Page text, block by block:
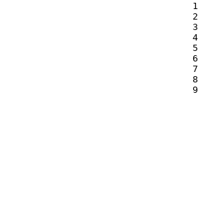
1
2
3
4
5
6
7
8
9